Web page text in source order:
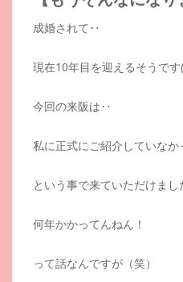
成婚されて‥
現在10年目を迎えるそうで
今回の来阪は‥
私に正式にご紹介していなか
という事で来ていただけまし
何年かかってんねん！
って話なんですが（笑）